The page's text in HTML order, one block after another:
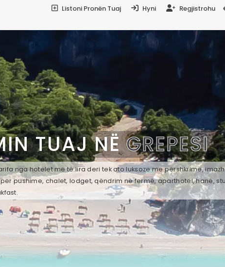
Listoni Pronën Tuaj Hyni Regjistrohu
TUAJ NËGREPESI
nga hotelet më të lira deri tek ato luksoze me përshkrime,
pushime, chalet, lodget, qëndrim në fermë, aparthotel, hanë,